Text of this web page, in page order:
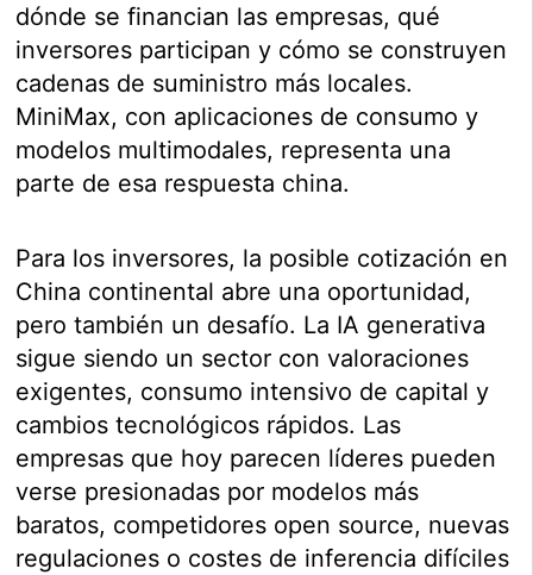
dónde se financian las empresas, qué
inversores participan y cómo se construyen
cadenas de suministro más locales.
MiniMax, con aplicaciones de consumo y
modelos multimodales, representa una
parte de esa respuesta china.
Para los inversores, la posible cotización en
China continental abre una oportunidad,
pero también un desafío. La IA generativa
sigue siendo un sector con valoraciones
exigentes, consumo intensivo de capital y
cambios tecnológicos rápidos. Las
empresas que hoy parecen líderes pueden
verse presionadas por modelos más
baratos, competidores open source, nuevas
regulaciones o costes de inferencia difíciles